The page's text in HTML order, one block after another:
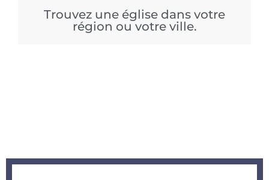
Trouvez une église dans votre
région ou votre ville.